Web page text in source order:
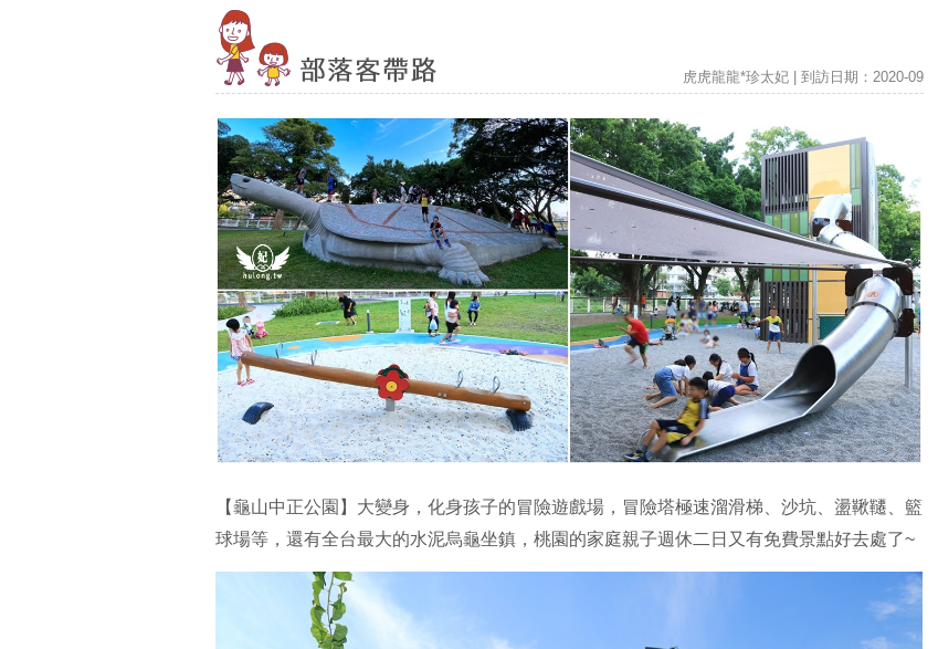
虎虎龍龍*珍太妃 | 到訪日期：2020-09
【龜山中正公園】大變身，化身孩子的冒險遊戲場，冒險塔極速溜滑梯、沙坑、盪鞦韆、籃
球場等，還有全台最大的水泥烏龜坐鎮，桃園的家庭親子週休二日又有免費景點好去處了~